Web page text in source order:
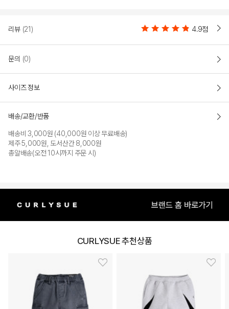
리뷰 (21) 4.9점
문의 (0)
사이즈 정보
배송/교환/반품
배송비 3,000원 (40,000원 이상 무료배송)
제주 5,000원, 도서산간 8,000원
총알배송(오전 10시까지 주문 시)
CURLYSUE 추천상품